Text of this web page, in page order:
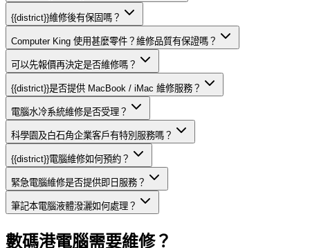
{{district}}維修後有保固嗎？
Computer King 使用甚麼零件？維修品質有保證嗎？
可以先報價再決定是否維修嗎？
{{district}}是否提供 MacBook / iMac 維修服務？
電腦水冷系統維修是否受理？
科學園及白石角企業客戶有特別服務嗎？
{{district}}電腦維修如何預約？
緊急電腦維修是否提供即日服務？
筆記本電腦液體潑灑如何處理？
數碼港電腦需要維修？